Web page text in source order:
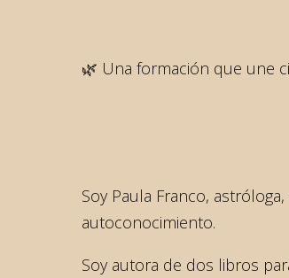
🌿 Una formación que une
Soy Paula Franco,
autoconocimiento.
Soy autora de dos libros